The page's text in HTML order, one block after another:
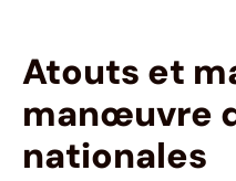
Atouts et
manœuvre
nationales